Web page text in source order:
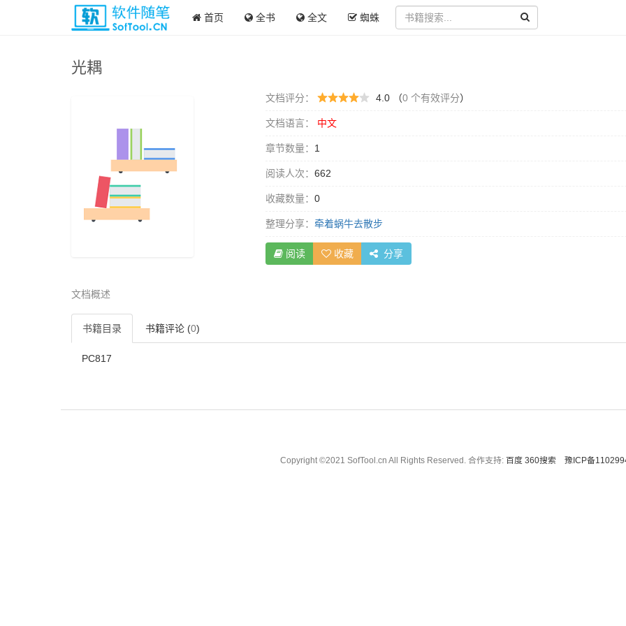
首页 全书 全文 蜘蛛
光耦
文档评分： 4.0 （0 个有效评分）
文档语言： 中文
章节数量： 1
阅读人次： 662
收藏数量： 0
整理分享： 牵着蜗牛去散步
阅读 收藏 分享
文档概述
书籍目录 书籍评论 (0)
PC817
Copyright ©2021 SofTool.cn All Rights Reserved. 合作支持: 百度 360搜索 豫ICP备